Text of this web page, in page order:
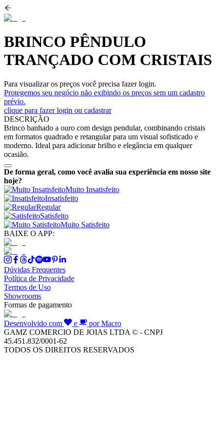
BRINCO PÊNDULO
TRANÇADO COM CRISTAIS
Para visualizar os preços você precisa fazer login.
Protegemos seu negócio não exibindo os preços sem um cadastro
prévio.
clique para fazer login ou cadastrar
DESCRIÇÃO
Brinco banhado a ouro com design pendular, combinando cristais
em formatos quadrado e retangular para um visual sofisticado e
moderno. Ideal para adicionar brilho e elegância em qualquer
ocasião.
De forma geral, como você avalia sua experiência em nosso site
hoje?
Muito Insatisfeito
Insatisfeito
Regular
Satisfeito
Muito Satisfeito
BAIXE O APP:
Dúvidas Frequentes
Política de Privacidade
Termos de Uso
Showrooms
Formas de pagamento
Desenvolvido com e
por Macro
GAMZ COMERCIO DE JOIAS LTDA © - CNPJ
45.451.832/0001-62
TODOS OS DIREITOS RESERVADOS